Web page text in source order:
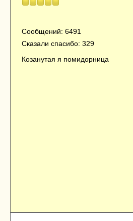
Сообщений: 6491
Сказали спасибо: 329
Козанутая я помидорница